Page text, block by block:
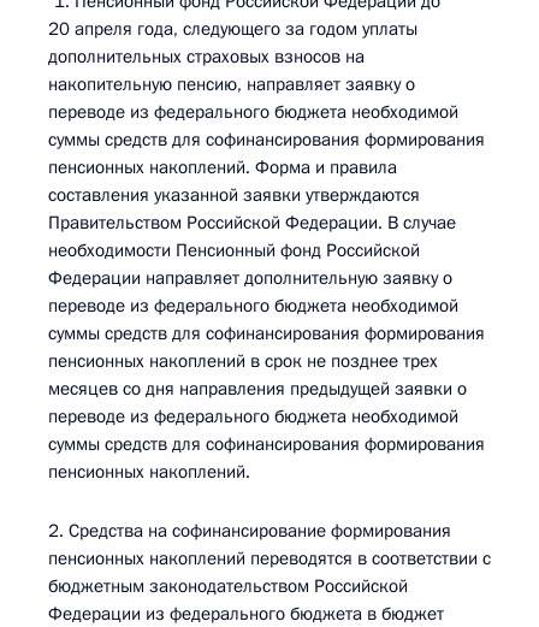
20 апреля года, следующего за годом уплаты
дополнительных страховых взносов на
накопительную пенсию, направляет заявку о
переводе из федерального бюджета необходимой
суммы средств для софинансирования формирования
пенсионных накоплений. Форма и правила
составления указанной заявки утверждаются
Правительством Российской Федерации. В случае
необходимости Пенсионный фонд Российской
Федерации направляет дополнительную заявку о
переводе из федерального бюджета необходимой
суммы средств для софинансирования формирования
пенсионных накоплений в срок не позднее трех
месяцев со дня направления предыдущей заявки о
переводе из федерального бюджета необходимой
суммы средств для софинансирования формирования
пенсионных накоплений.
2. Средства на софинансирование формирования
пенсионных накоплений переводятся в соответствии с
бюджетным законодательством Российской
Федерации из федерального бюджета в бюджет